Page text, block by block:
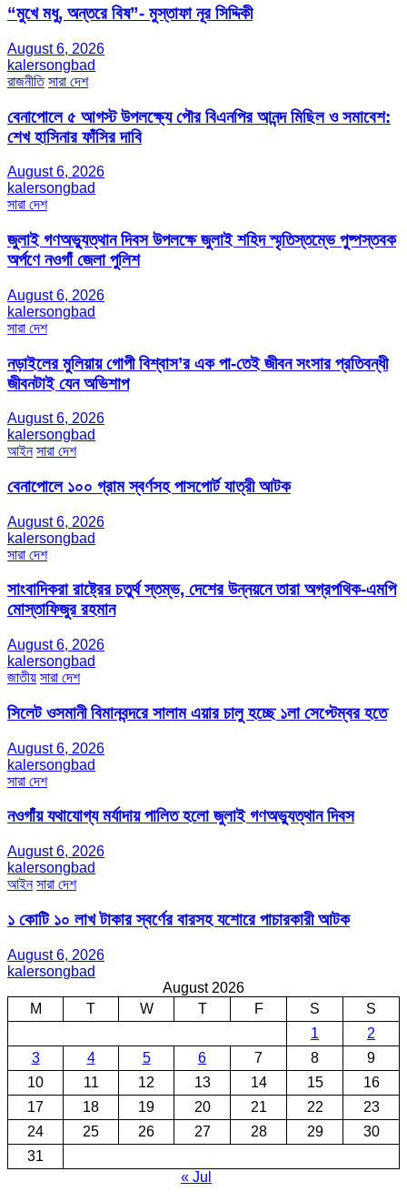
“মুখে মধু, অন্তরে বিষ”- মুস্তাফা নূর সিদ্দিকী
August 6, 2026
kalersongbad
রাজনীতি সারা দেশ
বেনাপোলে ৫ আগস্ট উপলক্ষ্যে পৌর বিএনপির আনন্দ মিছিল ও সমাবেশ:
শেখ হাসিনার ফাঁসির দাবি
August 6, 2026
kalersongbad
সারা দেশ
জুলাই গণঅভ্যুত্থান দিবস উপলক্ষে জুলাই শহিদ স্মৃতিস্তম্ভে পুষ্পস্তবক
অর্পণে নওগাঁ জেলা পুলিশ
August 6, 2026
kalersongbad
সারা দেশ
নড়াইলের মুলিয়ায় গোপী বিশ্বাস’র এক পা-তেই জীবন সংসার প্রতিবন্ধী
জীবনটাই যেন অভিশাপ
August 6, 2026
kalersongbad
আইন সারা দেশ
বেনাপোলে ১০০ গ্রাম স্বর্ণসহ পাসপোর্ট যাত্রী আটক
August 6, 2026
kalersongbad
সারা দেশ
সাংবাদিকরা রাষ্ট্রের চতুর্থ স্তম্ভ, দেশের উন্নয়নে তারা অগ্রপথিক-এমপি
মোস্তাফিজুর রহমান
August 6, 2026
kalersongbad
জাতীয় সারা দেশ
সিলেট ওসমানী বিমানবন্দরে সালাম এয়ার চালু হচ্ছে ১লা সেপ্টেম্বর হতে
August 6, 2026
kalersongbad
সারা দেশ
নওগাঁয় যথাযোগ্য মর্যাদায় পালিত হলো জুলাই গণঅভ্যুত্থান দিবস
August 6, 2026
kalersongbad
আইন সারা দেশ
১ কোটি ১০ লাখ টাকার স্বর্ণের বারসহ যশোরে পাচারকারী আটক​
August 6, 2026
kalersongbad
August 2026
M
T W T F S
S
1
2
3
4 5 6 7 8
9
10
11 12 13 14 15
16
17
18 19 20 21 22
23
24
25 26 27 28 29
30
31
« Jul